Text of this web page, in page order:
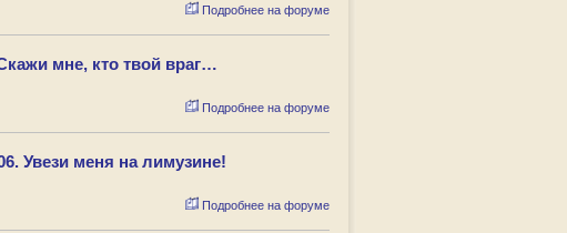
Подробнее на форуме
мне, кто твой враг…
Подробнее на форуме
Увези меня на лимузине!
Подробнее на форуме